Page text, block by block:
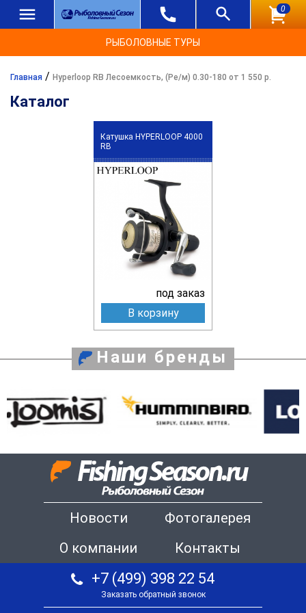
0
РЫБОЛОВНЫЕ ТУРЫ
Главная / Hyperloop RB Лесоемкость, (Ре/м) 0.30-180 от 1 550 р.
Каталог
Катушка HYPERLOOP 4000
RB
под заказ
В корзину
Наши бренды
Новости
Фотогалерея
О компании
Контакты
+7 (499) 398 22 54
Заказать обратный звонок